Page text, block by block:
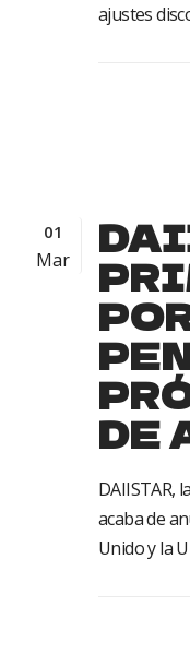
ajustes
01
Mar
DE
DAIISTAR,
acaba de
Unido y la